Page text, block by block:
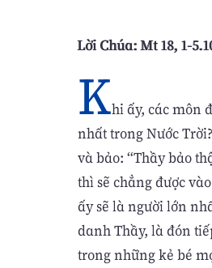
Lời Chúa: Mt 18, 1-
Khi ấy, các môn
nhất trong Nước
và bảo: “Thầy bảo
thì sẽ chẳng được
ấy sẽ là người lớn
danh Thầy, là đón
trong những kẻ bé